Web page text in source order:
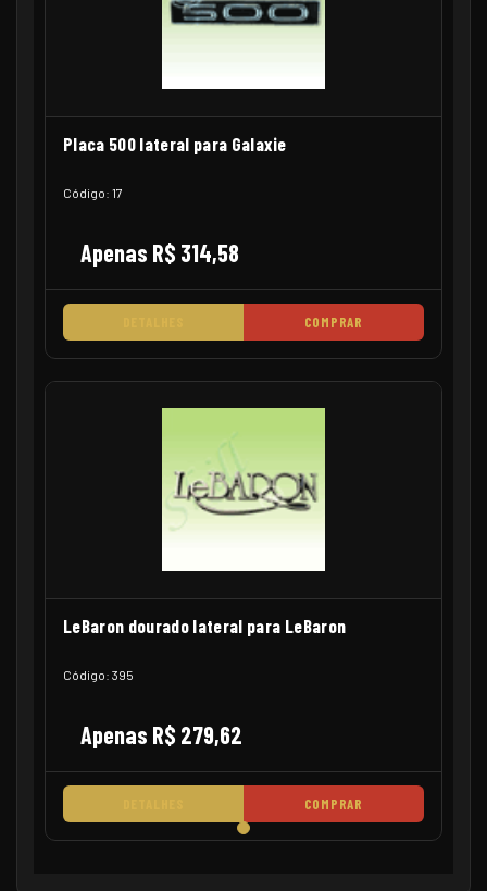
Placa 500 lateral para Galaxie
Código: 17
Apenas R$ 314,58
COMPRAR
LeBaron dourado lateral para LeBaron
Código: 395
Apenas R$ 279,62
COMPRAR